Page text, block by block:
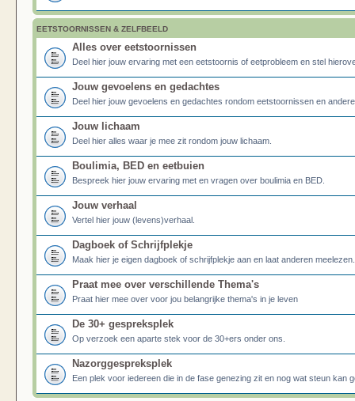
EETSTOORNISSEN & ZELFBEELD
Alles over eetstoornissen
Deel hier jouw ervaring met een eetstoornis of eetprobleem en stel
Jouw gevoelens en gedachtes
Deel hier jouw gevoelens en gedachtes rondom eetstoornissen en
Jouw lichaam
Deel hier alles waar je mee zit rondom jouw lichaam.
Boulimia, BED en eetbuien
Bespreek hier jouw ervaring met en vragen over boulimia en BED.
Jouw verhaal
Vertel hier jouw (levens)verhaal.
Dagboek of Schrijfplekje
Maak hier je eigen dagboek of schrijfplekje aan en laat anderen meelezen.
Praat mee over verschillende Thema's
Praat hier mee over voor jou belangrijke thema's in je leven
De 30+ gespreksplek
Op verzoek een aparte stek voor de 30+ers onder ons.
Nazorggespreksplek
Een plek voor iedereen die in de fase genezing zit en nog wat steun kan